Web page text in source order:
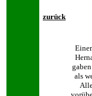
zurück
als